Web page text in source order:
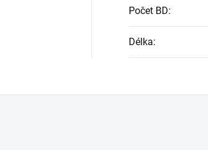
Počet BD:
Délka: